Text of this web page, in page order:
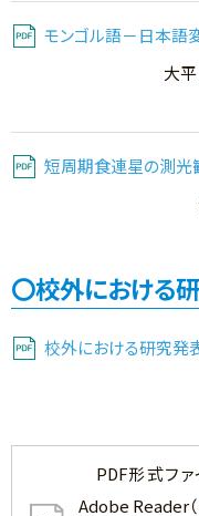
モンゴル語－日本語
大
短周期食連星の測光
校外における
校外における研究発
PDF形式ファ
Adobe Reader